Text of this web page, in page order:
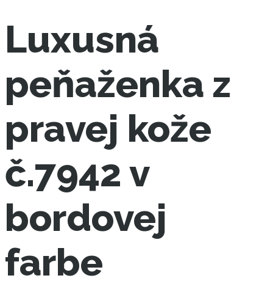
Luxusná
peňaženka z
pravej kože
č.7942 v
bordovej
farbe